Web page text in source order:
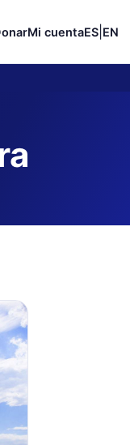
Mi cuentaES EN